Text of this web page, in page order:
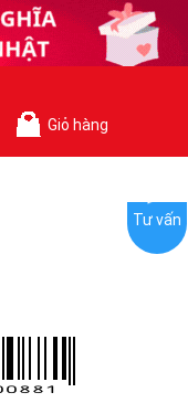
Giỏ hàng
Tư vấn